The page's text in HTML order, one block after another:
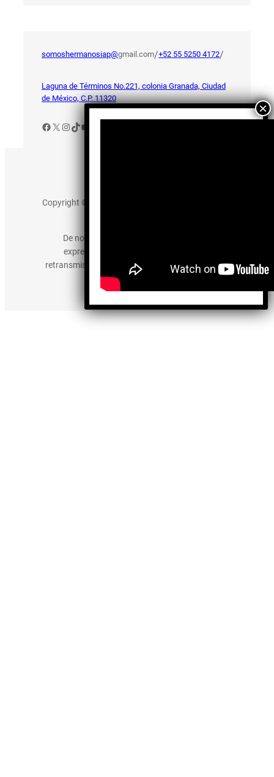
somoshermanosiap@gmail.com/+52 55 5250 4172/
Laguna de Términos No.221, colonia Granada, Ciudad
de México, C.P. 11320
Facebook
X Instagram
TikTok
YouTube
Copyright © 2025 somos-hermanos.mx. Todos los
De no existir previa autorización, queda
expresamente prohibida la publicación,
retransmisión, edición y cualquier otro uso de los
contenidos.